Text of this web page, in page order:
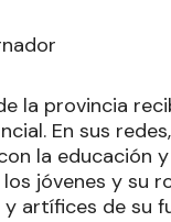
la provincia
En sus
la educación
jóvenes y su
artífices de su